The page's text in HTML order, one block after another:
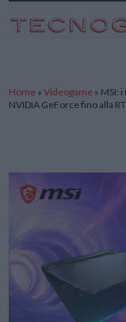
Home »Videogame » MSI:
NVIDIA GeForce fino alla